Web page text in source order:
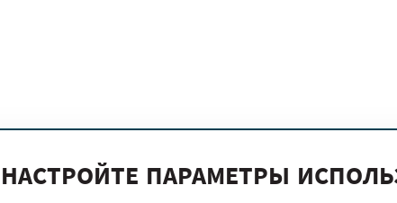
На такси в ТРЦ Червенский
НАСТРОЙТЕ ПАРАМЕТРЫ